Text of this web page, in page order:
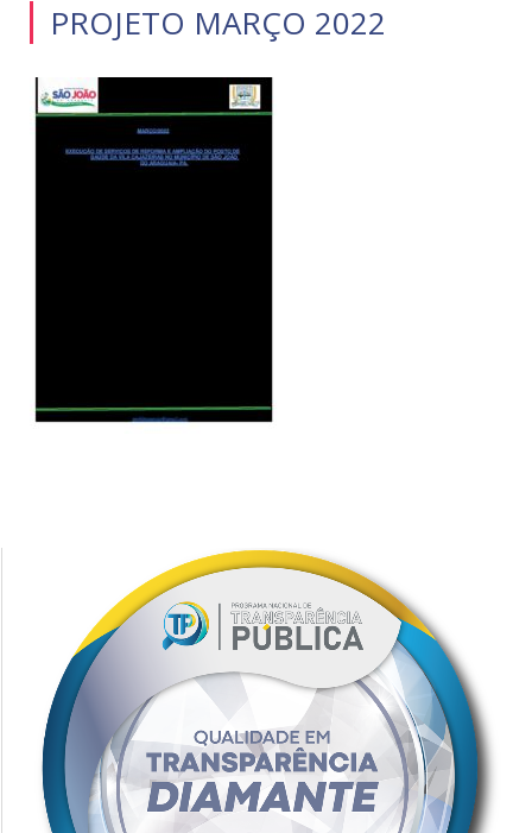
PROJETO MARÇO 2022